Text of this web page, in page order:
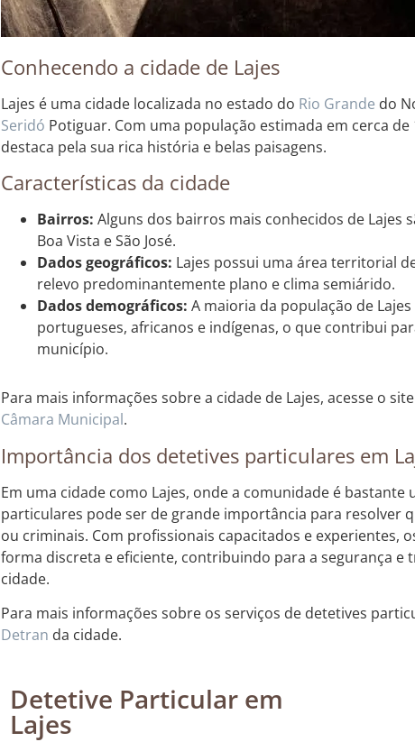
Conhecendo a cidade de Lajes
Lajes é uma cidade localizada no estado do Rio Grande do
Seridó Potiguar. Com uma população estimada em cerca
destaca pela sua rica história e belas paisagens.
Características da cidade
Bairros: Alguns dos bairros mais conhecidos de Lajes
Boa Vista e São José.
Dados geográficos: Lajes possui uma área territorial
relevo predominantemente plano e clima semiárido.
Dados demográficos: A maioria da população de
portugueses, africanos e indígenas, o que contribui
município.
Para mais informações sobre a cidade de Lajes, acesse o
Câmara Municipal.
Importância dos detetives particulares em
Em uma cidade como Lajes, onde a comunidade é bastante
particulares pode ser de grande importância para resolver
ou criminais. Com profissionais capacitados e experientes,
forma discreta e eficiente, contribuindo para a segurança e
cidade.
Para mais informações sobre os serviços de detetives
Detran da cidade.
Detetive Particular em
Lajes